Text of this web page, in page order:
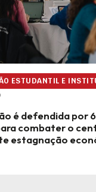
ESTUDANTIL E
é defendida por
combater o
estagnação